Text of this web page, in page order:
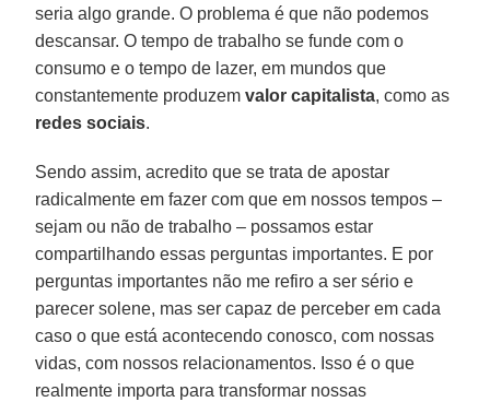
seria algo grande. O problema é que não podemos
descansar. O tempo de trabalho se funde com o
consumo e o tempo de lazer, em mundos que
constantemente produzem valor capitalista, como as
redes sociais.
Sendo assim, acredito que se trata de apostar
radicalmente em fazer com que em nossos tempos –
sejam ou não de trabalho – possamos estar
compartilhando essas perguntas importantes. E por
perguntas importantes não me refiro a ser sério e
parecer solene, mas ser capaz de perceber em cada
caso o que está acontecendo conosco, com nossas
vidas, com nossos relacionamentos. Isso é o que
realmente importa para transformar nossas